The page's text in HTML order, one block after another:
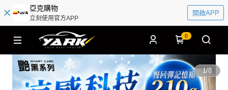
亞克購物
立刻使用官方APP
開啟APP
0
1/8